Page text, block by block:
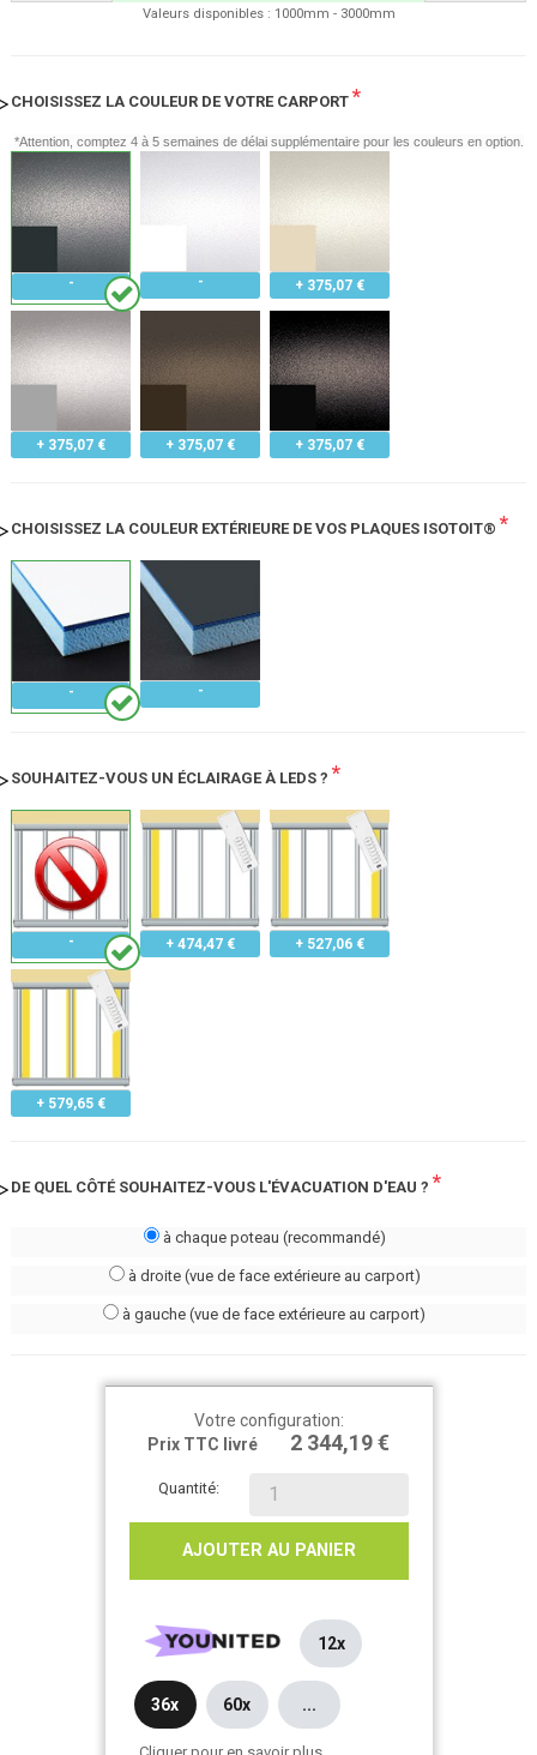
Valeurs disponibles : 1000mm - 3000mm
CHOISISSEZ LA COULEUR DE VOTRE CARPORT *
*Attention, comptez 4 à 5 semaines de délai supplémentaire pour les couleurs en option.
+ 375,07 €
+ 375,07 € + 375,07 € + 375,07 €
CHOISISSEZ LA COULEUR EXTÉRIEURE DE VOS PLAQUES ISOTOIT® *
SOUHAITEZ-VOUS UN ÉCLAIRAGE À LEDS ? *
+ 474,47 € + 527,06 €
+ 579,65 €
DE QUEL CÔTÉ SOUHAITEZ-VOUS L'ÉVACUATION D'EAU ? *
à chaque poteau (recommandé)
à droite (vue de face extérieure au carport)
à gauche (vue de face extérieure au carport)
Votre configuration:
Prix TTC livré
2 344,19 €
Quantité:
AJOUTER AU PANIER
12x
36x 60x ...